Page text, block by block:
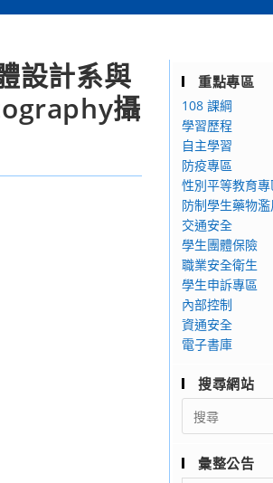
設計系與
攝
重點專區
108 課綱
學習歷程
自主學習
防疫專區
性別平等教育專
防制學生藥物
交通安全
學生團體保險
職業安全衛生
學生申訴專區
內部控制
資通安全
電子書庫
搜尋網站
Search
for:
彙整公告